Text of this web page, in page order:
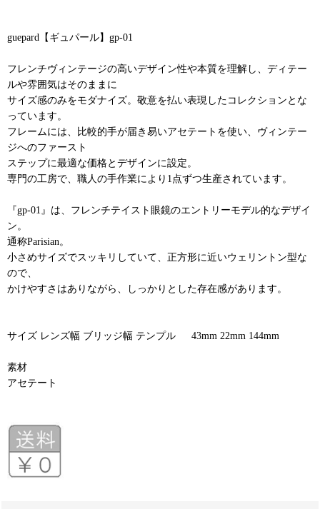
guepard【ギュパール】gp-01
フレンチヴィンテージの高いデザイン性や本質を理解し、ディテー
ルや雰囲気はそのままに
サイズ感のみをモダナイズ。敬意を払い表現したコレクションとな
っています。
フレームには、比較的手が届き易いアセテートを使い、ヴィンテー
ジへのファースト
ステップに最適な価格とデザインに設定。
専門の工房で、職人の手作業により1点ずつ生産されています。
『gp-01』は、フレンチテイスト眼鏡のエントリーモデル的なデザイ
ン。
通称Parisian。
小さめサイズでスッキリしていて、正方形に近いウェリントン型な
ので、
かけやすさはありながら、しっかりとした存在感があります。
サイズ レンズ幅 ブリッジ幅 テンプル 43mm 22mm 144mm
素材
アセテート